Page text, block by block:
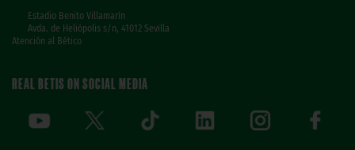
Estadio Benito Villamarín
Avda. de Heliópolis s/n, 41012 Sevilla
Atención al Bético
REAL BETIS ON SOCIAL MEDIA